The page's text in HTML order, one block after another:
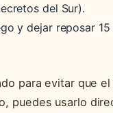
del Sur).
y dejar reposar
para evitar que
puedes usarlo